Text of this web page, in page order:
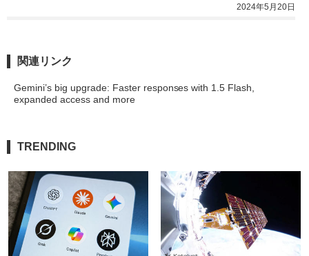
2024年5月20日
関連リンク
Gemini’s big upgrade: Faster responses with 1.5 Flash,
expanded access and more
TRENDING